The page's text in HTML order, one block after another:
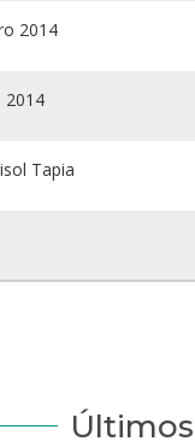
2014
2014
Tapia